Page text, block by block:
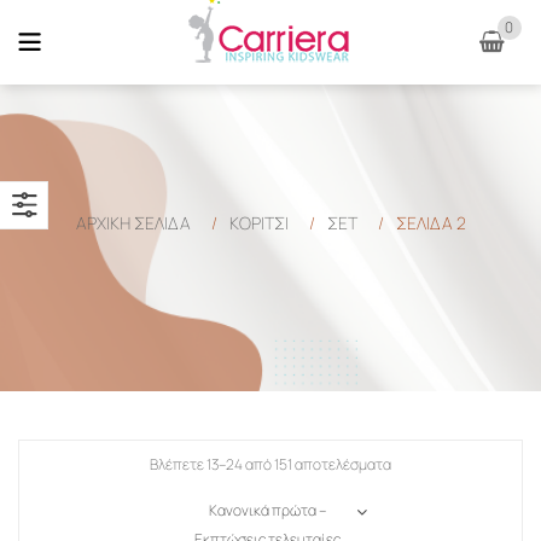
0
ΑΡΧΙΚΉ ΣΕΛΊΔΑ / ΚΟΡΙΤΣΙ / ΣΕΤ / ΣΕΛΊΔΑ 2
Βλέπετε 13–24 από 151 αποτελέσματα
Κανονικά πρώτα –